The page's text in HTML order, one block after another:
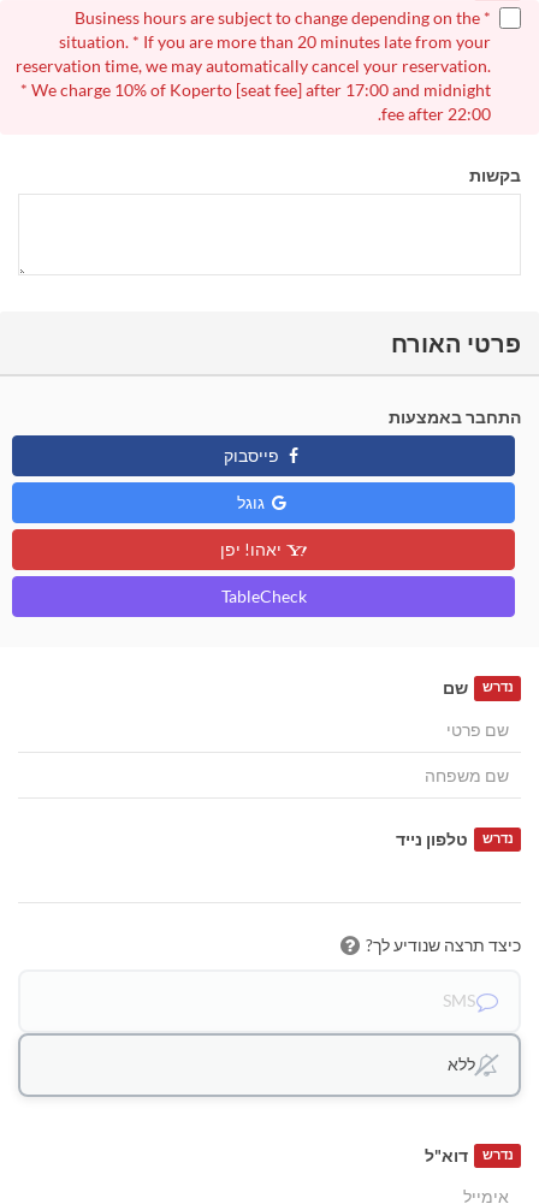
* Business hours are subject to change depending on the
situation. * If you are more than 20 minutes late from your
reservation time, we may automatically cancel your reservation.
* We charge 10% of Koperto [seat fee] after 17:00 and midnight
fee after 22:00.
בקשות
פרטי האורח
התחבר באמצעות
פייסבוק
גוגל
יאהו! יפן
TableCheck
שם נדרש
טלפון נייד נדרש
כיצד תרצה שנודיע לך?
SMS
ללא
דוא"ל נדרש